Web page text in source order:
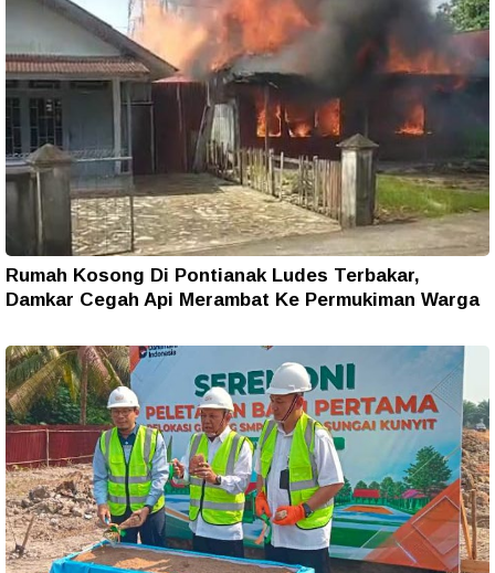
Rumah Kosong Di Pontianak Ludes Terbakar,
Damkar Cegah Api Merambat Ke Permukiman Warga